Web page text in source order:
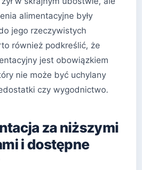
alimentacyjne były
jego rzeczywistych
również podkreślić, że
jest obowiązkiem
nie może być uchylany
czy wygodnictwo.
za niższymi
i dostępne